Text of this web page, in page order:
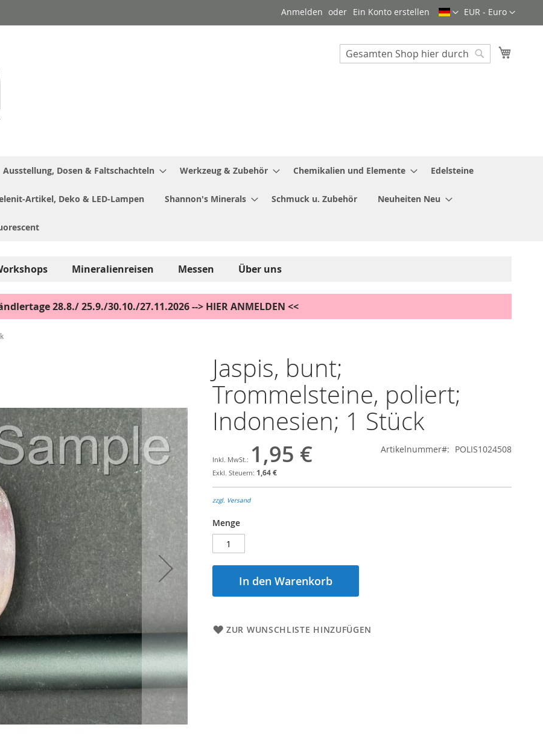
Währung
EUR - Euro
Sprache
Anmelden Ein Konto erstellen
Search
Ausstellung, Dosen & Faltschachteln Werkzeug & Zubehör Chemikalien und Elemente Edelsteine
Artikel, Deko & LED-Lampen Shannon's Minerals Schmuck u. Zubehör Neuheiten Neu
Mineralienreisen Messen Über uns
28.8./ 25.9./30.10./27.11.2026 --> HIER ANMELDEN <<
Jaspis, bunt;
Trommelsteine, poliert;
Indonesien; 1 Stück
1,95 €
1,64 €
Artikelnummer POLIS1024508
zzgl. Versand
Menge
In den Warenkorb
ZUR WUNSCHLISTE HINZUFÜGEN